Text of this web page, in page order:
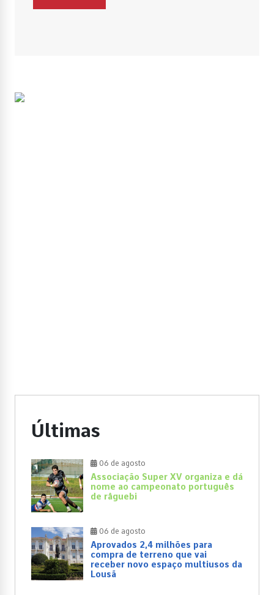
Últimas
06 de agosto
Associação Super XV organiza e dá
nome ao campeonato português
de râguebi
06 de agosto
Aprovados 2,4 milhões para
compra de terreno que vai
receber novo espaço multiusos da
Lousã